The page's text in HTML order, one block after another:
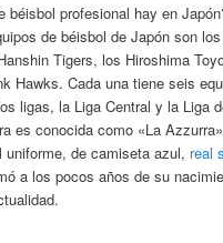
béisbol profesional hay en
de béisbol de Japón son
Tigers, los Hiroshima
Hawks. Cada una tiene seis
ligas, la Liga Central y la Liga
es conocida como «La
uniforme, de camiseta azul, real
a los pocos años de su